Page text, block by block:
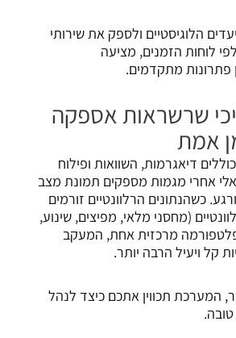
הלוגיסטיים ולספק את שירותי
לוחות הזמנים, מציעה
פתרונות מתקדמים.
שרשראות אספקה
אמת
דיאגרמות, השוואות ופילוח
אחרי מגמות מספקים תמונת מצב
כשהנתונים הרלוונטיים זורמים
(מחסני מלאי, מפיצים, שינוע,
פלטפורמה מרכזית אחת, המעקב
קל ויעיל הרבה יותר.
המערכת תכווין אתכם כיצד לנהל